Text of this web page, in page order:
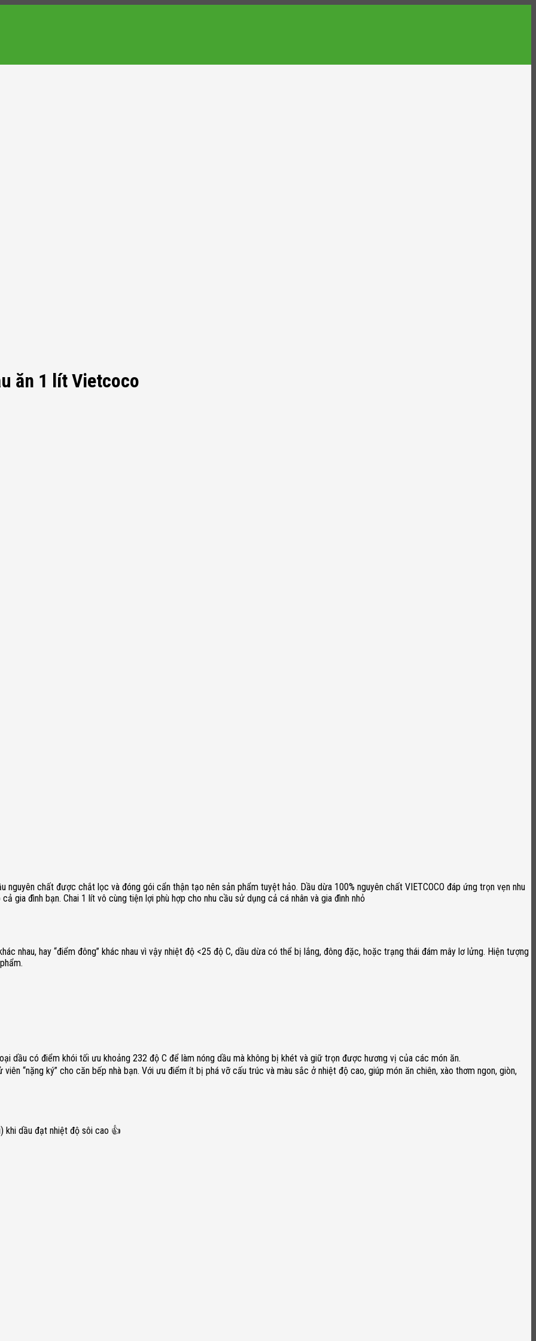
ăn 1 lít Vietcoco
chất được chắt lọc và đóng gói cẩn thận tạo nên sản phẩm tuyệt hảo. Dầu dừa 100% nguyên chất VIETCOCO đáp ứng trọn vẹn nhu
gia đình bạn. Chai 1 lít vô cùng tiện lợi phù hợp cho nhu cầu sử dụng cả cá nhân và gia đình nhỏ
nhau, hay “điểm đông” khác nhau vì vậy nhiệt độ <25 độ C, dầu dừa có thể bị lắng, đông đặc, hoặc trạng thái đám mây lơ lửng. Hiện tượng
dầu có điểm khói tối ưu khoảng 232 độ C để làm nóng dầu mà không bị khét và giữ trọn được hương vị của các món ăn.
“nặng ký” cho căn bếp nhà bạn. Với ưu điểm ít bị phá vỡ cấu trúc và màu sắc ở nhiệt độ cao, giúp món ăn chiên, xào thơm ngon, giòn,
khi dầu đạt nhiệt độ sôi cao 👍